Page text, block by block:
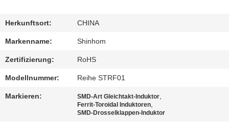
KONTAKTIEREN
SIE
UNS
NEUIGKEITEN
Herkunftsort: CHINA
Markenname: Shinhom
Zertifizierung: RoHS
Modellnummer: Reihe STRF01
Markieren: SMD-Art Gleichtakt-Induktor,
Ferrit-Toroidal Induktoren,
SMD-Drosselklappen-Induktor